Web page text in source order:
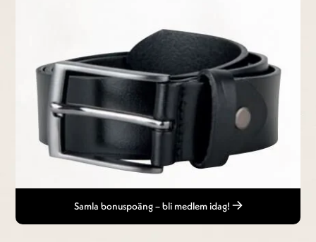
Samla bonuspoäng – bli medlem idag!